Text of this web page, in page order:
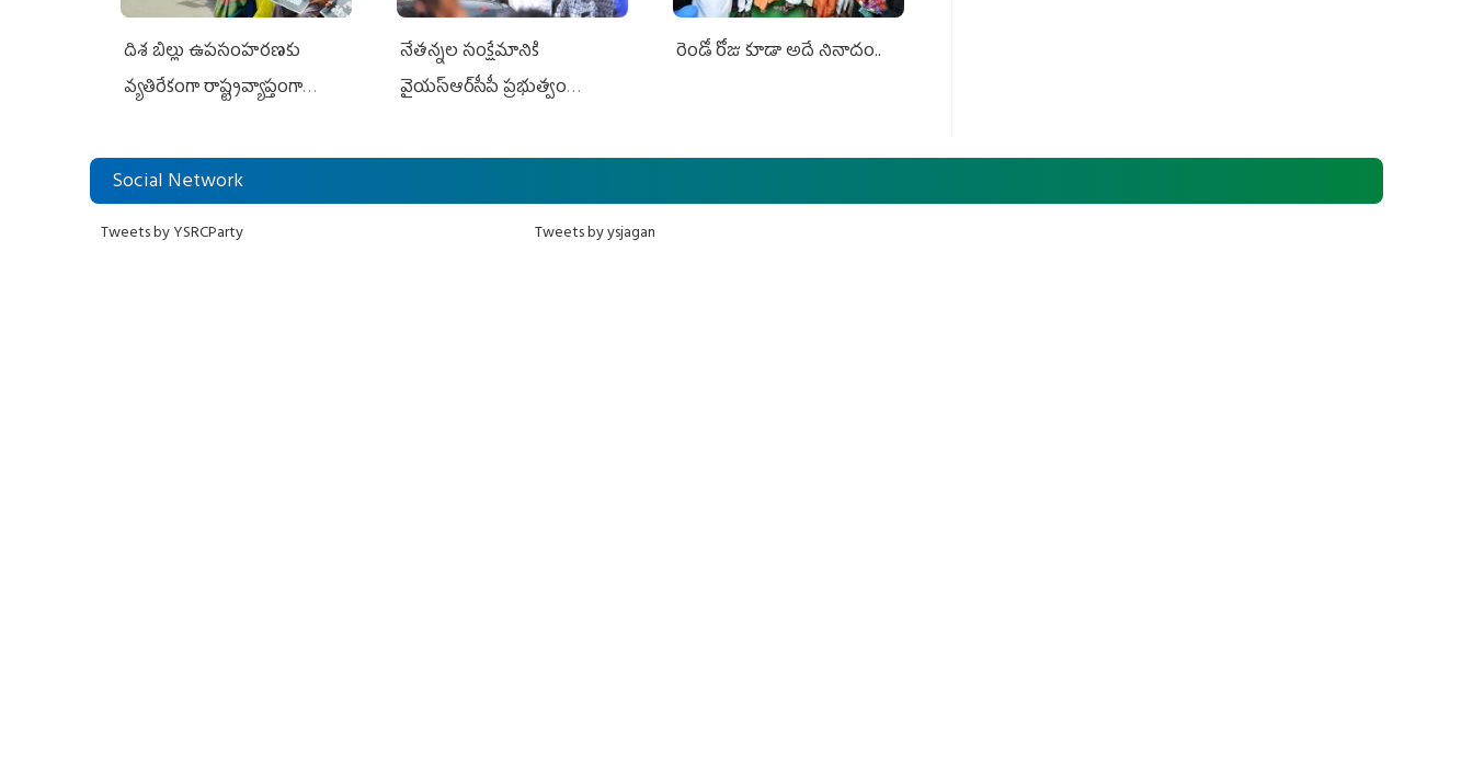
దిశ బిల్లు ఉపసంహరణకు
వ్యతిరేకంగా రాష్ట్రవ్యాప్తంగా
ఆందోళనలు
నేతన్నల సంక్షేమానికి
వైయ‌స్ఆర్‌సీపీ ప్రభుత్వం
రెండో రోజు కూడా అదే నినాదం..
Social Network
Tweets by YSRCParty Tweets by ysjagan